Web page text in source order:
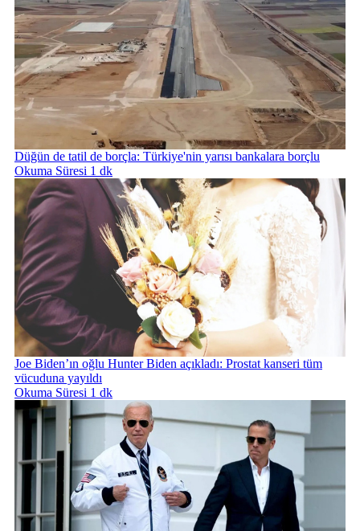
Düğün de tatil de borçla: Türkiye'nin yarısı bankalara borçlu
Okuma Süresi 1 dk
Joe Biden’ın oğlu Hunter Biden açıkladı: Prostat kanseri tüm
vücuduna yayıldı
Okuma Süresi 1 dk